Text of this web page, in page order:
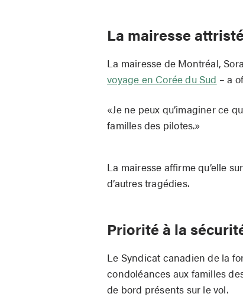
La mairesse
La mairesse de Montréal,
voyage en Corée du Sud – a
«Je ne peux qu’imaginer ce
familles des pilotes.»
La mairesse affirme qu’elle
d’autres tragédies.
Priorité à la
Le Syndicat canadien de la
condoléances aux familles
de bord présents sur le vol.